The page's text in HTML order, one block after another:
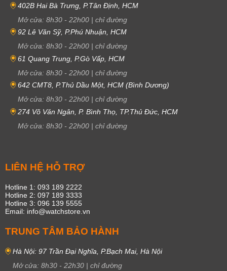
402B Hai Bà Trưng, P.Tân Định, HCM
Mở cửa: 8h30 - 22h00 | chỉ đường
92 Lê Văn Sỹ, P.Phú Nhuận, HCM
Mở cửa: 8h30 - 22h00 | chỉ đường
61 Quang Trung, P.Gò Vấp, HCM
Mở cửa: 8h30 - 22h00 | chỉ đường
642 CMT8, P.Thủ Dầu Một, HCM (Bình Dương)
Mở cửa: 8h30 - 22h00 | chỉ đường
274 Võ Văn Ngân, P. Bình Thọ, TP.Thủ Đức, HCM
Mở cửa: 8h30 - 22h00 | chỉ đường
LIÊN HỆ HỖ TRỢ
Hotline 1: 093 189 2222
Hotline 2: 097 189 3333
Hotline 3: 096 139 5555
Email: info@watchstore.vn
TRUNG TÂM BẢO HÀNH
Hà Nội: 97 Trần Đại Nghĩa, P.Bạch Mai, Hà Nội
Mở cửa: 8h30 - 22h30 | chỉ đường